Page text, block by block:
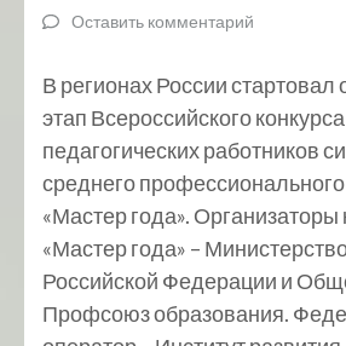
Оставить комментарий
В регионах России стартовал
этап Всероссийского
педагогических работников
среднего
«Мастер года». Организаторы
«Мастер года» –
Российской Федерации и
Профсоюз образования.